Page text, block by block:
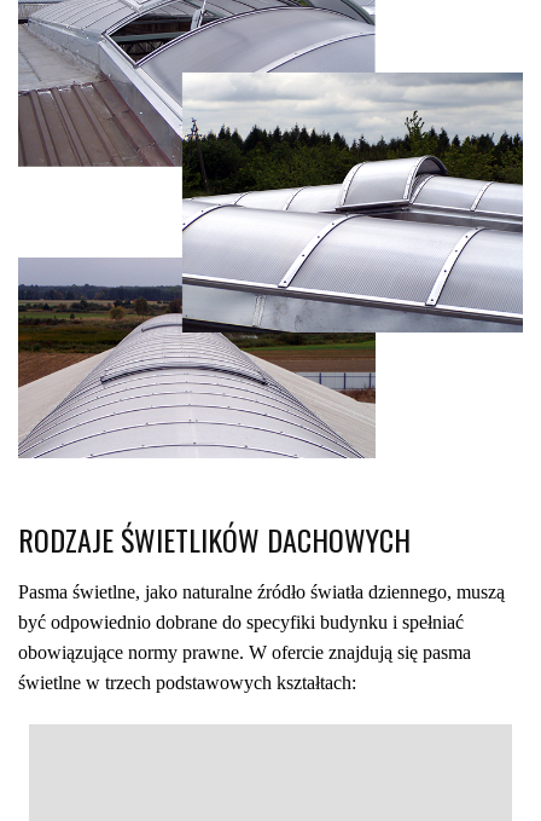
RODZAJE ŚWIETLIKÓW DACHOWYCH
Pasma świetlne, jako naturalne źródło światła dziennego, muszą
być odpowiednio dobrane do specyfiki budynku i spełniać
obowiązujące normy prawne. W ofercie znajdują się pasma
świetlne w trzech podstawowych kształtach: